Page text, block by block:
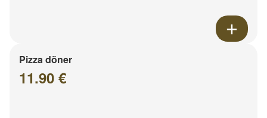
Pizza döner
11.90 €